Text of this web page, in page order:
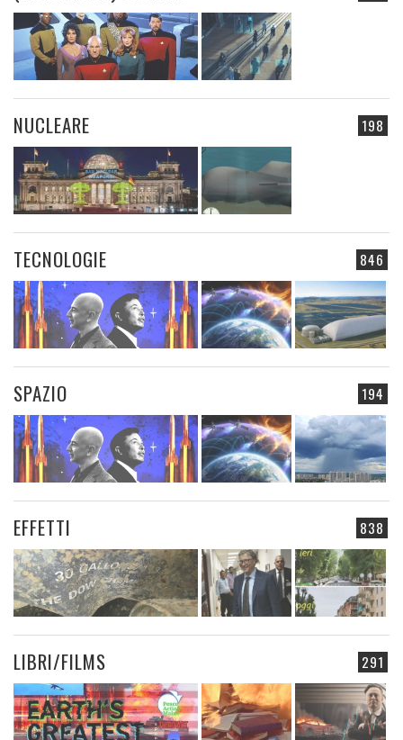
198
NUCLEARE
846
TECNOLOGIE
194
SPAZIO
838
EFFETTI
291
LIBRI/FILMS